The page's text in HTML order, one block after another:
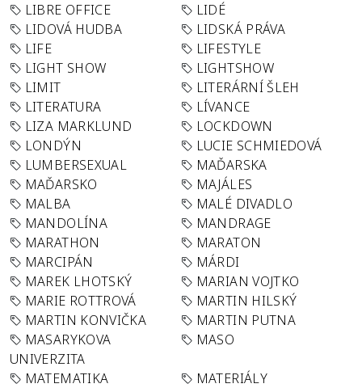
LIBRE OFFICE
LIDÉ
LIDOVÁ HUDBA
LIDSKÁ PRÁVA
LIFE
LIFESTYLE
LIGHT SHOW
LIGHTSHOW
LIMIT
LITERÁRNÍ ŠLEH
LITERATURA
LÍVANCE
LIZA MARKLUND
LOCKDOWN
LONDÝN
LUCIE SCHMIEDOVÁ
LUMBERSEXUAL
MAĎARSKA
MAĎARSKO
MAJÁLES
MALBA
MALÉ DIVADLO
MANDOLÍNA
MANDRAGE
MARATHON
MARATON
MARCIPÁN
MÁRDI
MAREK LHOTSKÝ
MARIAN VOJTKO
MARIE ROTTROVÁ
MARTIN HILSKÝ
MARTIN KONVIČKA
MARTIN PUTNA
MASARYKOVA
UNIVERZITA
MASO
MATEMATIKA
MATERIÁLY